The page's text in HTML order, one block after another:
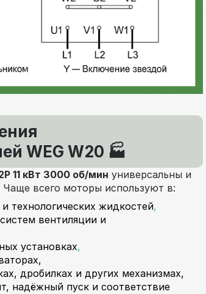
WEG W20 🏭
11 кВт 3000 об/мин универсальны и
всего моторы используют в:
технологических жидкостей,
вентиляции и
установках,
дробилках и других механизмах,
надёжный пуск и соответствие